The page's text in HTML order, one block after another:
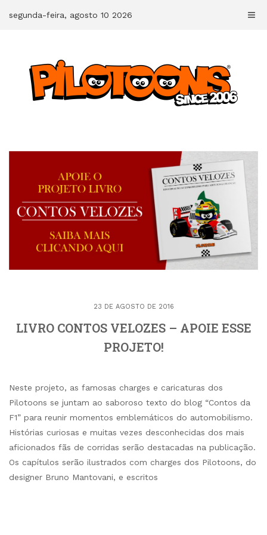
segunda-feira, agosto 10 2026
23 DE AGOSTO DE 2016
LIVRO CONTOS VELOZES – APOIE ESSE
PROJETO!
Neste projeto, as famosas charges e caricaturas dos
Pilotoons se juntam ao saboroso texto do blog “Contos da
F1” para reunir momentos emblemáticos do automobilismo.
Histórias curiosas e muitas vezes desconhecidas dos mais
aficionados fãs de corridas serão destacadas na publicação.
Os capítulos serão ilustrados com charges dos Pilotoons, do
designer Bruno Mantovani, e escritos